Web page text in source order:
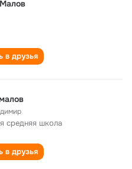
в друзья
cредняя школа
в друзья